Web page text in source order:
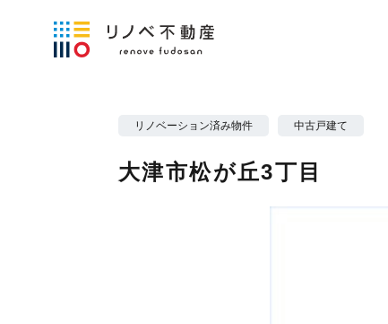
リノベーション済み物件 中古戸建て
大津市松が丘3丁目